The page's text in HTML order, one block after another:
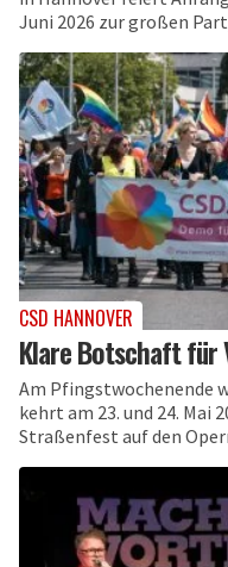
Juni 2026 zur großen
CSD HANNOVER
Klare Botschaft
Am Pfingstwochenende
kehrt am 23. und 24. Mai
Straßenfest auf den